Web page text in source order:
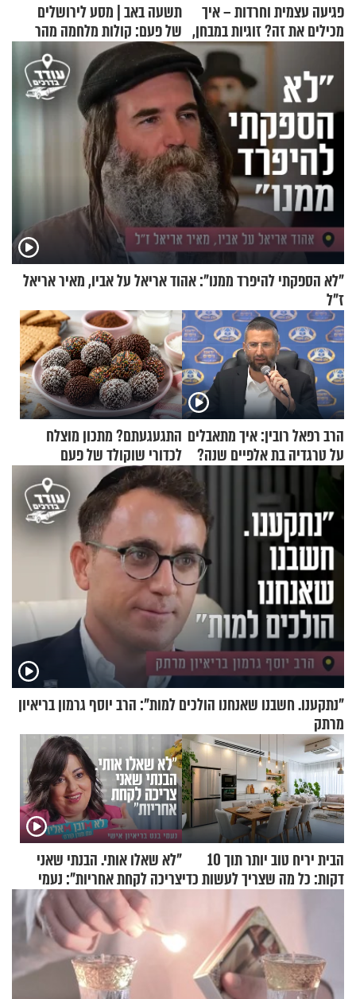
פגיעה עצמית וחרדות – איך
מכילים את זה? זוגיות במבחן,
הפעם עם יהודית ואלתר כהן
תשעה באב | מסע לירושלים
של פעם: קולות מלחמה מהר
הזיתים
"לא הספקתי להיפרד ממנו": אהוד אריאל על אביו, מאיר אריאל
ז"ל
הרב רפאל רובין: איך מתאבלים
על טרגדיה בת אלפיים שנה?
התגעגעתם? מתכון מוצלח
לכדורי שוקולד של פעם
"נתקענו. חשבנו שאנחנו הולכים למות": הרב יוסף גרמון בריאיון
מרתק
הבית יריח טוב יותר תוך 10
דקות: כל מה שצריך לעשות כדי
"לא שאלו אותי. הבנתי שאני
צריכה לקחת אחריות": נעמי
בנט בריאיון אישי